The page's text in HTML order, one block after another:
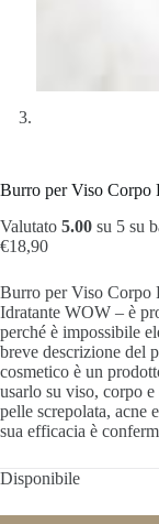
Burro per Viso Corpo
Valutato 5.00 su 5 su
€18,90
Burro per Viso Corpo
Idratante WOW – è
perché è impossibile
breve descrizione del
cosmetico è un
usarlo su viso, corpo
pelle screpolata, acne
sua efficacia è
Disponibile